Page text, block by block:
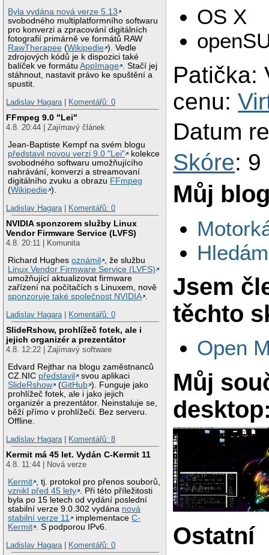
Byla vydána nová verze 5.13
svobodného multiplatformního softwaru
pro konverzi a zpracování digitálních
fotografií primárně ve formátů RAW
RawTherapee (Wikipedie ). Vedle
zdrojových kódů je k dispozici také
balíček ve formátuAppImage . Stačí jej
stáhnout, nastavit právo ke spuštění a
spustit.
Ladislav Hagara
Komentářů: 0
FFmpeg 9.0 "Lei"
4.8. 20:44 | Zajímavý článek
Jean-Baptiste Kempf na svém blogu
představil novou verzi 9.0 "Lei"
kolekce
svobodného softwaru umožňujícího
nahrávání, konverzi a streamovaní
digitálního zvuku a obrazu FFmpeg
(Wikipedie ).
Ladislav Hagara
Komentářů: 0
NVIDIA sponzorem služby Linux
Vendor Firmware Service (LVFS)
4.8. 20:11 | Komunita
Richard Hughesoznámil
, že službu
Linux Vendor Firmware Service (LVFS)
umožňující aktualizovat firmware
zařízení na počítačích s Linuxem, nově
sponzoruje také společnost NVIDIA .
Ladislav Hagara | Komentářů: 0
SlideRshow, prohlížeč fotek, ale i
jejich organizér a prezentátor
4.8. 12:22 | Zajímavý software
Edvard Rejthar na blogu zaměstnanců
CZ.NIC představil
svou aplikaci
SlideRshow
(GitHub ). Funguje jako
prohlížeč fotek, ale i jako jejich
organizér a prezentátor. Neinstaluje se,
běží přímo v prohlížeči. Bez serveru.
Offline.
Ladislav Hagara | Komentářů: 8
Kermit má 45 let. Vydán C-Kermit 11
4.8. 11:44 | Nová verze
Kermit , tj. protokol pro přenos souborů,
vznikl před 45 lety . Při této příležitosti
byla po 15 letech od vydání poslední
stabilní verze 9.0.302 vydána nová
stabilní verze 11
implementaceC-
Kermit . S podporou IPv6.
Ladislav Hagara | Komentářů: 0
OS X
Patička:
cenu:
Datum
Skóre: 9
Můj
Jsem
těchto
Open
Můj
Ostatní